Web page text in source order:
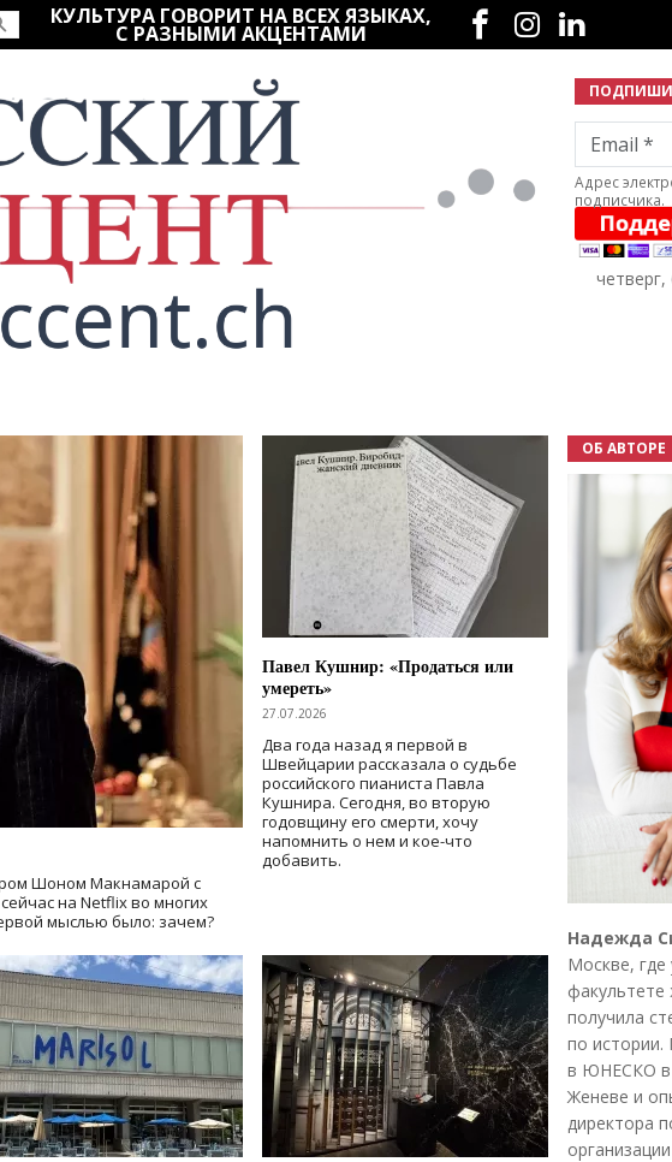
КУЛЬТУРА ГОВОРИТ НА ВСЕХ ЯЗЫКАХ,
С РАЗНЫМИ АКЦЕНТАМИ
Социальные сети
Email
Адрес
подписчика.
четверг,
Шоном Макнамарой с
на Netflix во многих
мыслью было: зачем?
Павел Кушнир: «Продаться или
умереть»
27.07.2026
Два года назад я первой в
Швейцарии рассказала о судьбе
российского пианиста Павла
Кушнира. Сегодня, во вторую
годовщину его смерти, хочу
напомнить о нем и кое-что
добавить.
ОБ АВТОРЕ
Надежда
Москве, где
получила
по истории.
в ЮНЕСКО в
Женеве и
директора